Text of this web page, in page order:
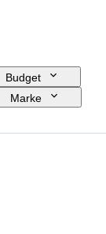
Budget
Marke